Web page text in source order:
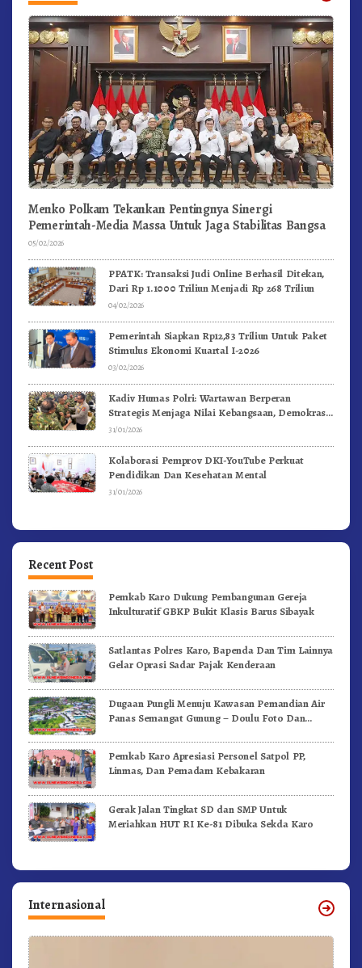
Menko Polkam Tekankan Pentingnya Sinergi
Pemerintah-Media Massa Untuk Jaga Stabilitas Bangsa
05/02/2026
PPATK: Transaksi Judi Online Berhasil Ditekan,
Dari Rp 1.1000 Triliun Menjadi Rp 268 Triliun
04/02/2026
Pemerintah Siapkan Rp12,83 Triliun Untuk Paket
Stimulus Ekonomi Kuartal I-2026
03/02/2026
Kadiv Humas Polri: Wartawan Berperan
Strategis Menjaga Nilai Kebangsaan, Demokrasi,
dan NKRI
31/01/2026
Kolaborasi Pemprov DKI-YouTube Perkuat
Pendidikan Dan Kesehatan Mental
31/01/2026
Recent Post
Pemkab Karo Dukung Pembangunan Gereja
Inkulturatif GBKP Bukit Klasis Barus Sibayak
Satlantas Polres Karo, Bapenda Dan Tim Lainnya
Gelar Oprasi Sadar Pajak Kenderaan
Dugaan Pungli Menuju Kawasan Pemandian Air
Panas Semangat Gunung – Doulu Foto Dan
Pemkab Karo Apresiasi Personel Satpol PP,
Linmas, Dan Pemadam Kebakaran
Gerak Jalan Tingkat SD dan SMP Untuk
Meriahkan HUT RI Ke-81 Dibuka Sekda Karo
Internasional